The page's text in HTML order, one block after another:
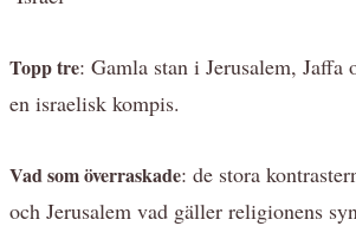
Topp tre: Gamla stan i Jerusalem, Jaffa
en israelisk kompis.
Vad som överraskade: de stora
och Jerusalem vad gäller religionens